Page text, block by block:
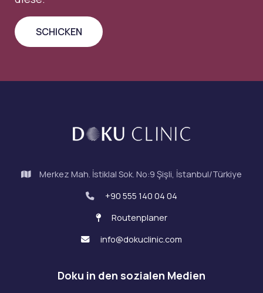
Merkez Mah. İstiklal Sok. No:9 Şişli, İstanbul/Türkiye
+90 555 140 04 04
Routenplaner
info@dokuclinic.com
Doku in den sozialen Medien